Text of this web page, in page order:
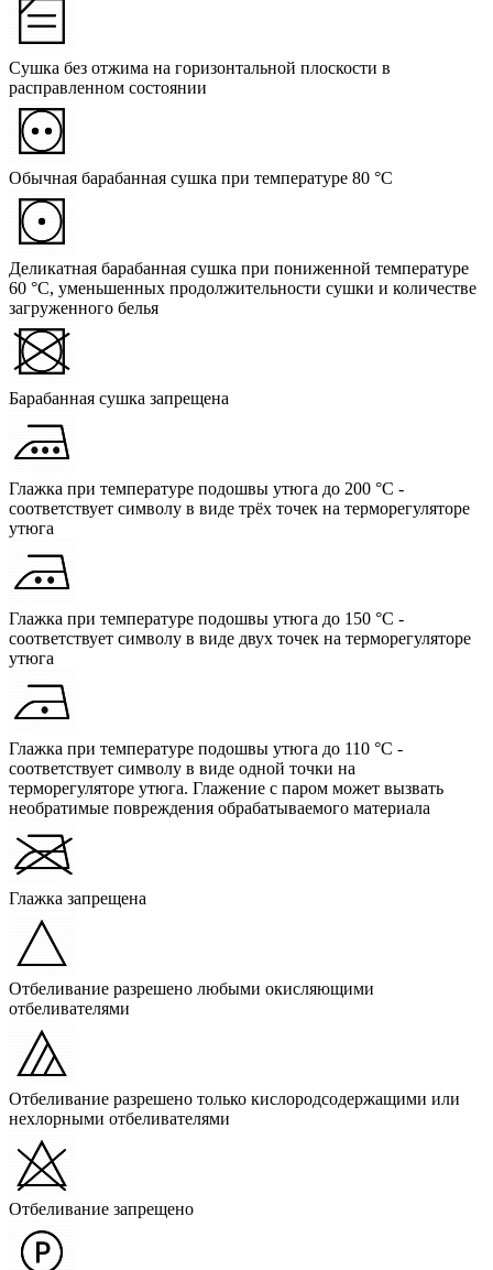
Сушка без отжима на горизонтальной плоскости в
расправленном состоянии
Обычная барабанная сушка при температуре 80 °C
Деликатная барабанная сушка при пониженной температуре
60 °C, уменьшенных продолжительности сушки и количестве
загруженного белья
Барабанная сушка запрещена
Глажка при температуре подошвы утюга до 200 °C -
соответствует символу в виде трёх точек на терморегуляторе
утюга
Глажка при температуре подошвы утюга до 150 °C -
соответствует символу в виде двух точек на терморегуляторе
утюга
Глажка при температуре подошвы утюга до 110 °C -
соответствует символу в виде одной точки на
терморегуляторе утюга. Глажение с паром может вызвать
необратимые повреждения обрабатываемого материала
Глажка запрещена
Отбеливание разрешено любыми окисляющими
отбеливателями
Отбеливание разрешено только кислородсодержащими или
нехлорными отбеливателями
Отбеливание запрещено